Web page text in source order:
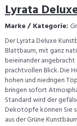
Lyrata
Marke / Kategorie:
Der Lyrata Deluxe
Blattbaum, mit ganz
beieinander angebracht
prachtvollen Blick. Die
hohen und niedrigen
bringen sofort
Standard wird der
Dekotöpfe können Sie
aus der Grüne